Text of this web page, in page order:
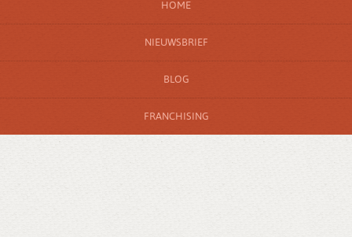
HOME
NIEUWSBRIEF
BLOG
FRANCHISING